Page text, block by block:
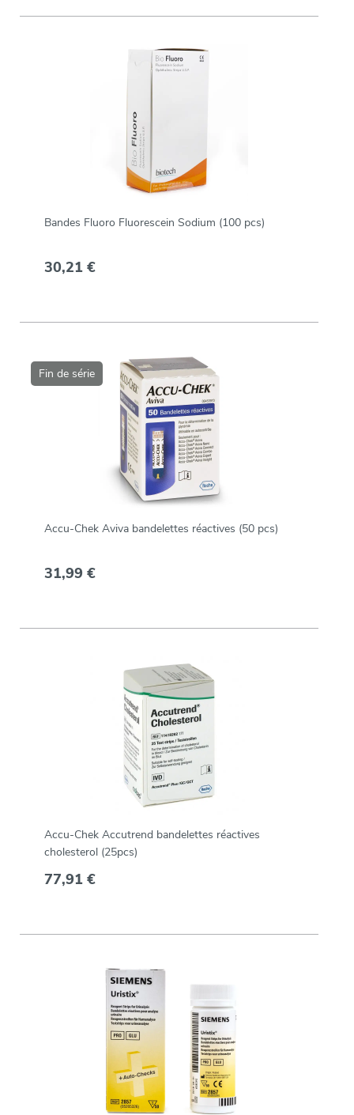
Bandes Fluoro Fluorescein Sodium (100 pcs)
30,21 €
Fin de série
Accu-Chek Aviva bandelettes réactives (50 pcs)
31,99 €
Accu-Chek Accutrend bandelettes réactives
cholesterol (25pcs)
77,91 €